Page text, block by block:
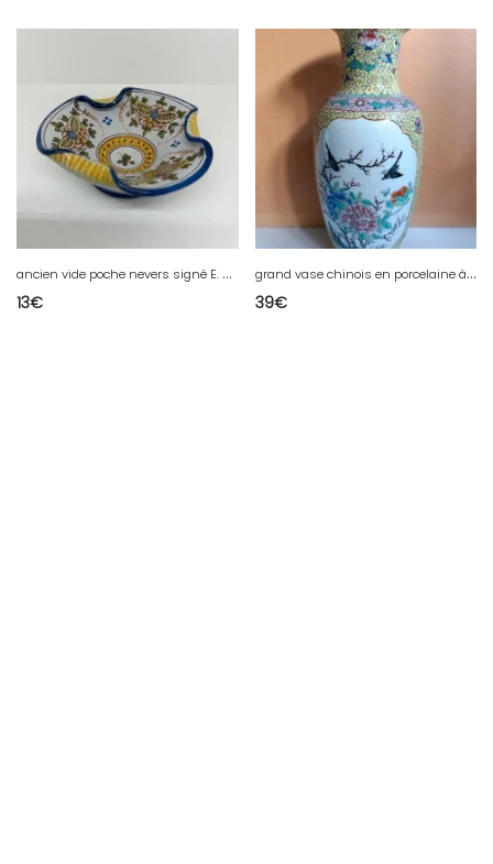
a
ncien vide poche nevers signé E. Georges en bon etat
13€
g
rand vase chinois en porcelaine à decor doiseaux et floral en bon etat
39€